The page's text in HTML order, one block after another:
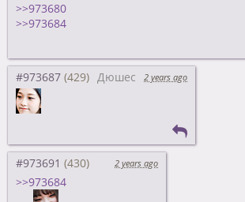
>>973680
>>973684
#973687 Дюшес 2 years ago
#973691 2 years ago
>>973684